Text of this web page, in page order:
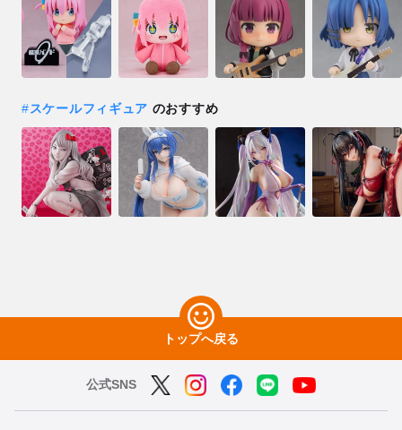
#スケールフィギュア のおすすめ
トップへ戻る
公式SNS